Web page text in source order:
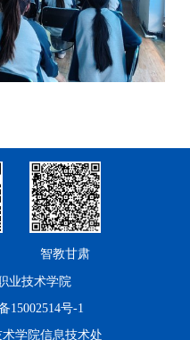
智教甘肃
业技术学院
15002514号-1
学院信息技术处